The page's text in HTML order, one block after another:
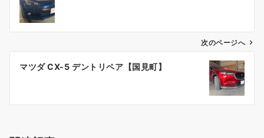
ビ
ン
次のページへ
マツダ CX-5 デントリペア【国見町】